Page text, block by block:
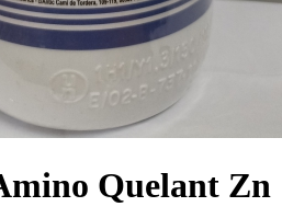
Quelant Zn